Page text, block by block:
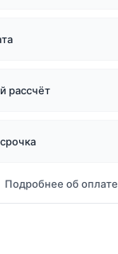
рассчёт
Подробнее об оплате